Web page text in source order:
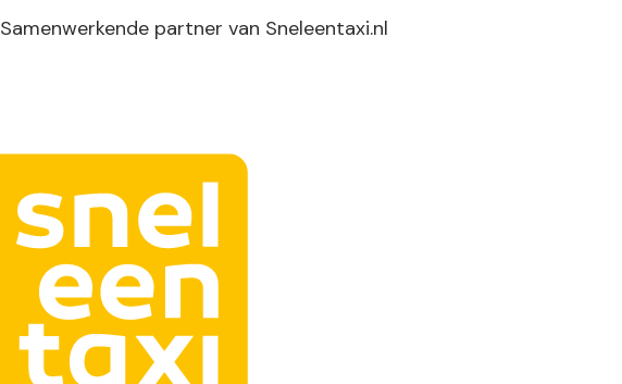
Samenwerkende partner van Sneleentaxi.nl